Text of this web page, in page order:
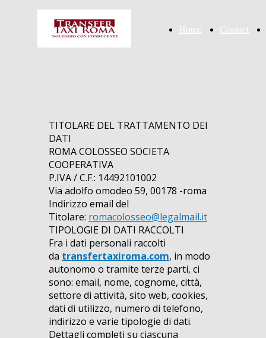
Home Contact
TITOLARE DEL TRATTAMENTO DEI
DATI
ROMA COLOSSEO SOCIETA
COOPERATIVA
P.IVA / C.F.: 14492101002
Via adolfo omodeo 59, 00178 -roma
Indirizzo email del
Titolare: romacolosseo@legalmail.it
TIPOLOGIE DI DATI RACCOLTI
Fra i dati personali raccolti
da transfertaxiroma.com, in modo
autonomo o tramite terze parti, ci
sono: email, nome, cognome, città,
settore di attività, sito web, cookies,
dati di utilizzo, numero di telefono,
indirizzo e varie tipologie di dati.
Dettagli completi su ciascuna